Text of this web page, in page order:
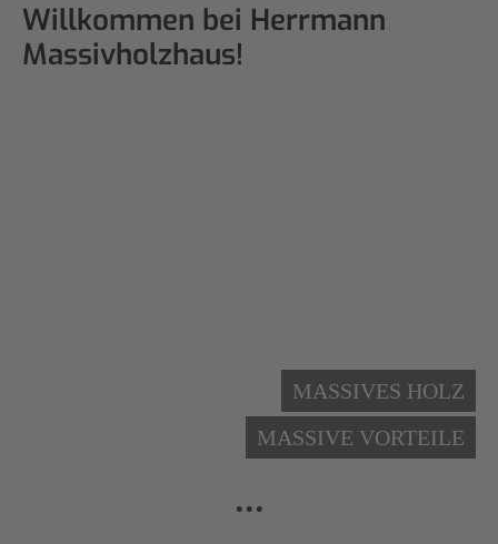
Willkommen bei Herrmann
Massivholzhaus!
MASSIVES HOLZ
MASSIVE VORTEILE
...